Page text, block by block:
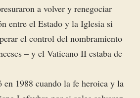
a volver y renegociar
entre el Estado y la Iglesia si
el control del nombramiento
– y el Vaticano II estaba de
1988 cuando la fe heroica y la